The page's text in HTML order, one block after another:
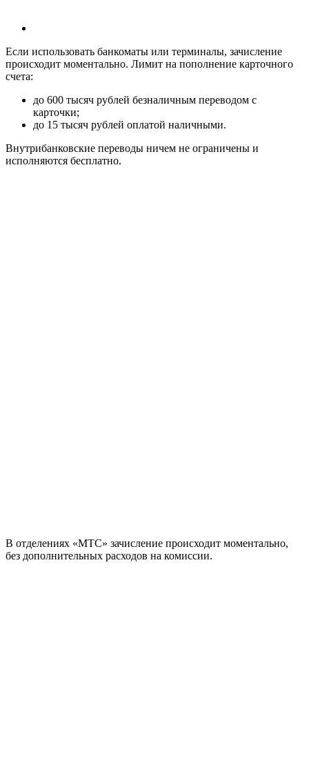
Если использовать банкоматы или терминалы, зачисление
происходит моментально. Лимит на пополнение карточного
счета:
до 600 тысяч рублей безналичным переводом с
карточки;
до 15 тысяч рублей оплатой наличными.
Внутрибанковские переводы ничем не ограничены и
исполняются бесплатно.
В отделениях «МТС» зачисление происходит моментально,
без дополнительных расходов на комиссии.